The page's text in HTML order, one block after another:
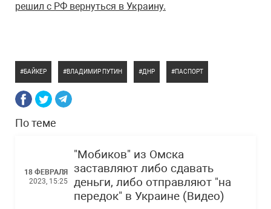
решил с РФ вернуться в Украину.
БАЙКЕР ВЛАДИМИР ПУТИН ДНР ПАСПОРТ
По теме
18 ФЕВРАЛЯ
2023, 15:25
"Мобиков" из Омска
заставляют либо сдавать
деньги, либо отправляют "на
передок" в Украине (Видео)